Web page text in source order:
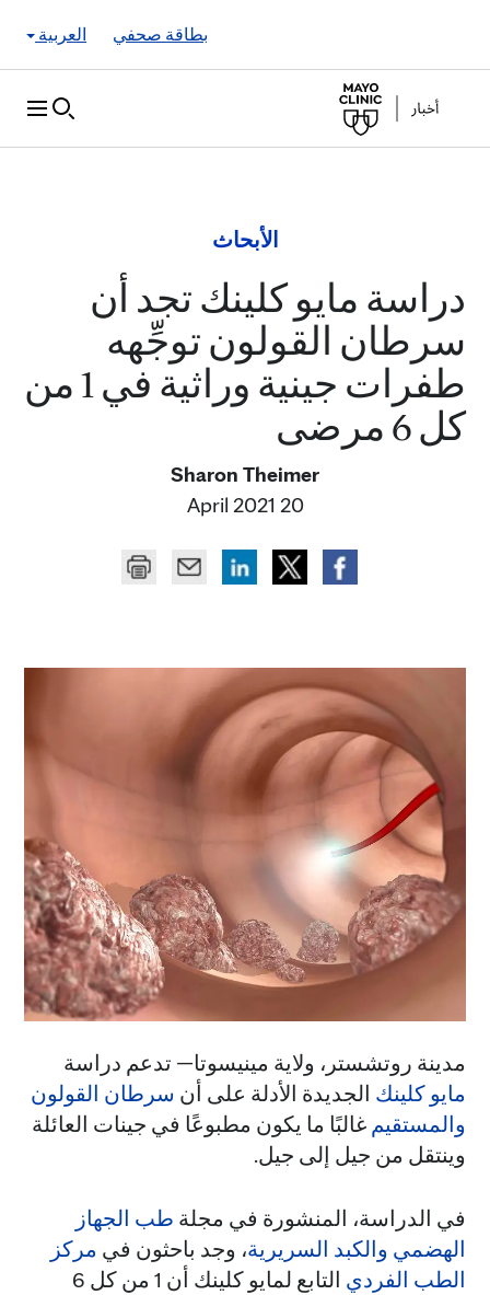
العربية
بطاقة صحفي
الأبحاث
دراسة مايو كلينك تجد أن
سرطان القولون توجِّهه
طفرات جينية وراثية في 1 من
كل 6 مرضى
Sharon Theimer
20 April 2021
مدينة روتشستر، ولاية مينيسوتا— تدعم دراسة
مايو كلينك الجديدة الأدلة على أن سرطان القولون
والمستقيم غالبًا ما يكون مطبوعًا في جينات العائلة
وينتقل من جيل إلى جيل.
في الدراسة، المنشورة في مجلة طب الجهاز
الهضمي والكبد السريرية، وجد باحثون في مركز
الطب الفردي
التابع لمايو كلينك أن 1 من كل 6